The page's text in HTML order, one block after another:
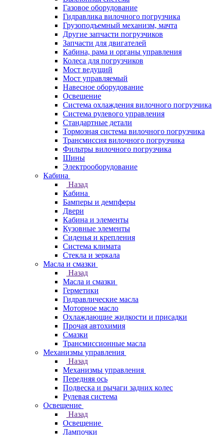
Газовое оборудование
Гидравлика вилочного погрузчика
Грузоподъемный механизм, мачта
Другие запчасти погрузчиков
Запчасти для двигателей
Кабина, рама и органы управления
Колеса для погрузчиков
Мост ведущий
Мост управляемый
Навесное оборудование
Освещение
Система охлаждения вилочного погрузчика
Система рулевого управления
Стандартные детали
Тормозная система вилочного погрузчика
Трансмиссия вилочного погрузчика
Фильтры вилочного погрузчика
Шины
Электрооборудование
Кабина
Назад
Кабина
Бамперы и демпферы
Двери
Кабина и элементы
Кузовные элементы
Сиденья и крепления
Система климата
Стекла и зеркала
Масла и смазки
Назад
Масла и смазки
Герметики
Гидравлические масла
Моторное масло
Охлаждающие жидкости и присадки
Прочая автохимия
Смазки
Трансмиссионные масла
Механизмы управления
Назад
Механизмы управления
Передняя ось
Подвеска и рычаги задних колес
Рулевая система
Освещение
Назад
Освещение
Лампочки